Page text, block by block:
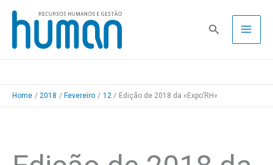
Skip
content
Pesquisa
Home 2018 Fevereiro 12 Edição de 2018 da «Expo’RH»